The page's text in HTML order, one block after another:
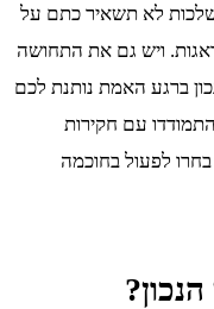
לא תשאיר כתם על
ויש גם את התחושה
ברגע האמת נותנת לכם
עם חקירות
לפעול בחוכמה